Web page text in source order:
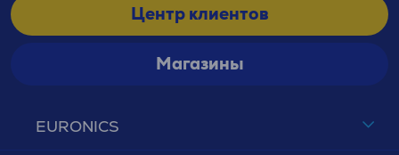
EURONICS
Центр клиентов
Магазины